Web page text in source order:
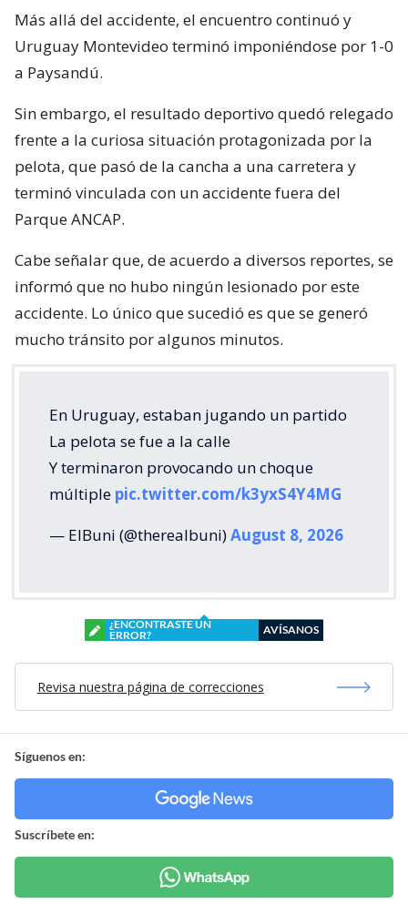
Más allá del accidente, el encuentro continuó y
Uruguay Montevideo terminó imponiéndose por 1-0
a Paysandú.
Sin embargo, el resultado deportivo quedó relegado
frente a la curiosa situación protagonizada por la
pelota, que pasó de la cancha a una carretera y
terminó vinculada con un accidente fuera del
Parque ANCAP.
Cabe señalar que, de acuerdo a diversos reportes, se
informó que no hubo ningún lesionado por este
accidente. Lo único que sucedió es que se generó
mucho tránsito por algunos minutos.
En Uruguay, estaban jugando un partido
La pelota se fue a la calle
Y terminaron provocando un choque
múltiple pic.twitter.com/k3yxS4Y4MG
— ElBuni (@therealbuni)August 8, 2026
¿ENCONTRASTE UN
ERROR?
AVÍSANOS
Revisa nuestra página de correcciones
Síguenos en:
Suscríbete en: